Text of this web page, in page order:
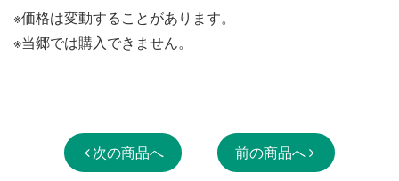
※価格は変動することがあります。
※当郷では購入できません。
次の商品へ 前の商品へ